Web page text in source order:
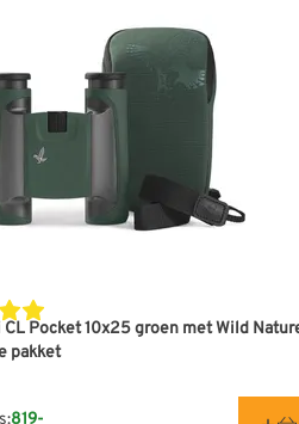
CL Pocket 10x25 groen met Wild
pakket